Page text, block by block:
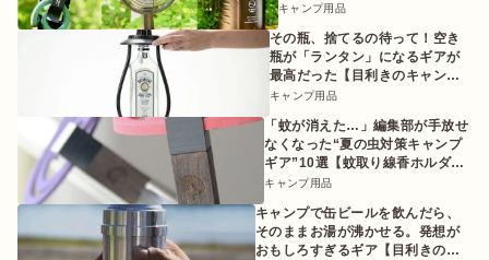
キャンプ用品
その瓶、捨てるの待って！空き
瓶が「ランタン」になるギアが
最高だった【目利きのキャンプ
ギア】
キャンプ用品
「蚊が消えた…」編集部が手放せ
なくなった“夏の虫対策キャンプ
ギア”10選【蚊取り線香ホルダー
etc.】
キャンプ用品
キャンプで缶ビールを飲んだら、
そのままお湯が沸かせる。発想が
おもしろすぎるギア【目利きのキ